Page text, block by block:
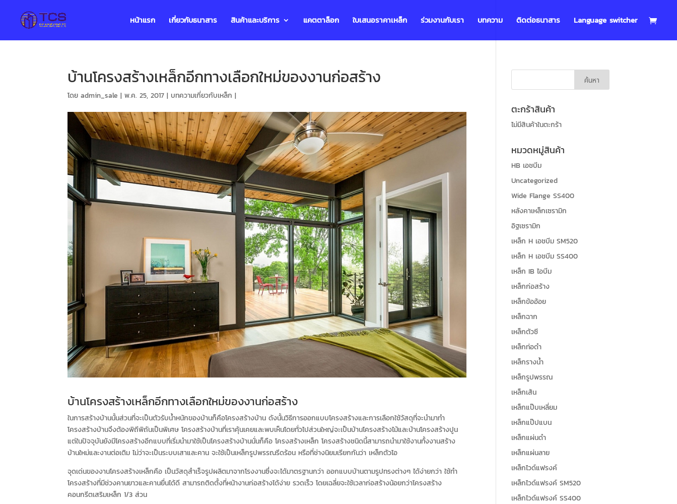
หน้าแรก เกี่ยวกับธนาสาร สินค้าและบริการ แคตตาล็อก ใบเสนอราคาเหล็ก ร่วมงานกับเรา บทความ ติดต่อธนาสาร Language switcher
บ้านโครงสร้างเหล็กอีกทางเลือกใหม่ของงานก่อสร้าง
โดยadmin_sale |พ.ค. 25, 2017 | บทความเกี่ยวกับเหล็ก |
บ้านโครงสร้างเหล็กอีกทางเลือกใหม่ของงานก่อสร้าง
ในการสร้างบ้านนั้นส่วนที่จะเป็นตัวรับน้ำหนักของบ้านก็คือโครงสร้างบ้าน ดังนั้นวิธีการออกแบบโครงสร้างและการเลือกใช้วัสดุที่จะนำมาทำ
โครงสร้างบ้านจึงต้องพิถีพิถันเป็นพิเศษ โครงสร้างบ้านที่เราคุ้นเคยและพบเห็นโดยทั่วไปส่วนใหญ่จะเป็นบ้านโครงสร้างไม้และบ้านโครงสร้างปูน
แต่ในปัจจุบันยังมีโครงสร้างอีกแบบที่เริ่มนำมาใช้เป็นโครงสร้างบ้านนั่นก็คือ โครงสร้างเหล็ก โครงสร้างชนิดนี้สามารถนำมาใช้งานทั้งงานสร้าง
บ้านใหม่และงานต่อเติม ไม่ว่าจะเป็นระบบเสาและคาน จะใช้เป็นเหล็กรูปพรรณรีดร้อน หรือที่ช่างนิยมเรียกกันว่า เหล็กตัวไอ
จุดเด่นของงานโครงสร้างเหล็กคือ เป็นวัสดุสำเร็จรูปผลิตมาจากโรงงานซึ่งจะได้มาตรฐานกว่า ออกแบบบ้านตามรูปทรงต่างๆ ได้ง่ายกว่า ใช้ทำ
โครงสร้างที่มีช่วงคานยาวและคานยื่นได้ดี สามารถติดตั้งที่หน้างานก่อสร้างได้ง่าย รวดเร็ว โดยเฉลี่ยจะใช้เวลาก่อสร้างน้อยกว่าโครงสร้าง
คอนกรีตเสริมเหล็ก 1/3 ส่วน
ตะกร้าสินค้า
ไม่มีสินค้าในตะกร้า
หมวดหมู่สินค้า
HB เอชบีม
Uncategorized
Wide Flange SS400
หลังคาเหล็กเซรามิก
อิฐเซรามิก
เหล็ก H เอชบีม SM520
เหล็ก H เอชบีม SS400
เหล็ก IB ไอบีม
เหล็กก่อสร้าง
เหล็กข้ออ้อย
เหล็กฉาก
เหล็กตัวซี
เหล็กท่อดำ
เหล็กรางน้ำ
เหล็กรูปพรรณ
เหล็กเส้น
เหล็กแป๊บเหลี่ยม
เหล็กแป๊ปแบน
เหล็กแผ่นดำ
เหล็กแผ่นลาย
เหล็กไวด์แฟรงค์
เหล็กไวด์แฟรงค์ SM520
เหล็กไวด์แฟรงค์ SS400